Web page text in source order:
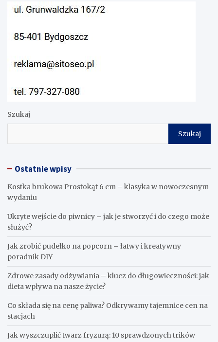
Szukaj
Szukaj
Ostatnie wpisy
Kostka brukowa Prostokąt 6 cm – klasyka w nowoczesnym
wydaniu
Ukryte wejście do piwnicy – jak je stworzyć i do czego może
służyć?
Jak zrobić pudełko na popcorn – łatwy i kreatywny
poradnik DIY
Zdrowe zasady odżywiania – klucz do długowieczności: jak
dieta wpływa na nasze życie?
Co składa się na cenę paliwa? Odkrywamy tajemnice cen na
stacjach
Jak wyszczuplić twarz fryzurą: 10 sprawdzonych trików